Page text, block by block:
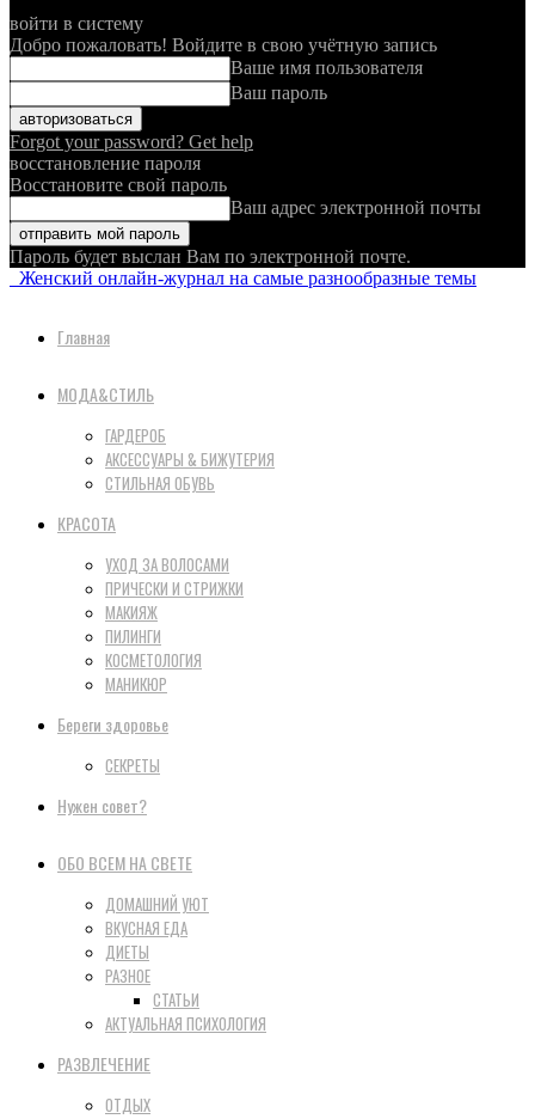
войти в систему
Добро пожаловать! Войдите в свою учётную запись
Ваше имя пользователя
Ваш пароль
Forgot your password? Get help
восстановление пароля
Восстановите свой пароль
Ваш адрес электронной почты
Пароль будет выслан Вам по электронной почте.
Женский онлайн-журнал на самые разнообразные темы
Главная
МОДА&СТИЛЬ
ГАРДЕРОБ
АКСЕССУАРЫ & БИЖУТЕРИЯ
СТИЛЬНАЯ ОБУВЬ
КРАСОТА
УХОД ЗА ВОЛОСАМИ
ПРИЧЕСКИ И СТРИЖКИ
МАКИЯЖ
ПИЛИНГИ
КОСМЕТОЛОГИЯ
МАНИКЮР
Береги здоровье
СЕКРЕТЫ
Нужен совет?
ОБО ВСЕМ НА СВЕТЕ
ДОМАШНИЙ УЮТ
ВКУСНАЯ ЕДА
ДИЕТЫ
РАЗНОЕ
СТАТЬИ
АКТУАЛЬНАЯ ПСИХОЛОГИЯ
РАЗВЛЕЧЕНИЕ
ОТДЫХ